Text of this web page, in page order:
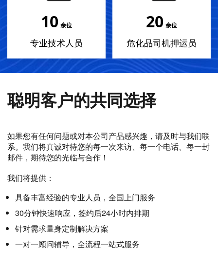
10 余位
专业技术人员
20 余位
危化品司机押运员
聪明客户的共同选择
如果您有任何问题或对本公司产品感兴趣，请及时与我们联
系。我们将真诚对待您的每一次来访、每一个电话、每一封
邮件，期待您的光临与合作！
我们将提供：
具备丰富经验的专业人员，全国上门服务
30分钟快速响应，签约后24小时内排期
针对需求量身定制解决方案
一对一顾问辅导，全流程一站式服务